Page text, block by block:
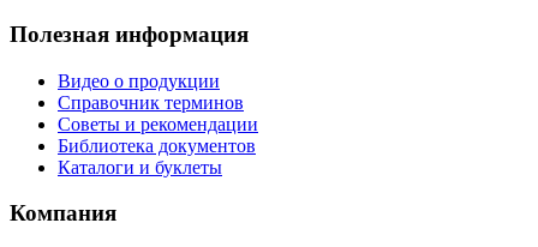
Полезная информация
Видео о продукции
Справочник терминов
Советы и рекомендации
Библиотека документов
Каталоги и буклеты
Компания